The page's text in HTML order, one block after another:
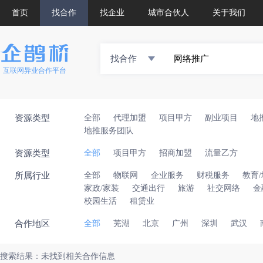
首页 找合作 找企业 城市合伙人 关于我们
互联网异业合作平台
找合作
资源类型 全部 代理加盟 项目甲方 副业项目
地
地推服务团队
资源类型 全部 项目甲方 招商加盟 流量乙方
所属行业 全部 物联网 企业服务 财税服务
教育/
家政/家装
交通出行 旅游 社交网络
金
校园生活
租赁业
合作地区 全部 芜湖 北京 广州 深圳 武汉
搜索结果：未找到相关合作信息